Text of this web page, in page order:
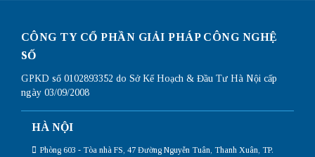
CÔNG TY CỔ PHẦN GIẢI PHÁP CÔNG NGHỆ
SỐ
GPKD số 0102893352 do Sở Kế Hoạch & Đầu Tư Hà Nội cấp
ngày 03/09/2008
HÀ NỘI
Phòng 603 - Tòa nhà FS, 47 Đường Nguyễn Tuân, Thanh Xuân, TP.